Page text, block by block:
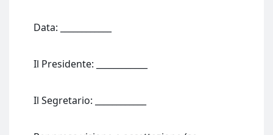
Data: ____________
Il Presidente: ____________
Il Segretario: ____________